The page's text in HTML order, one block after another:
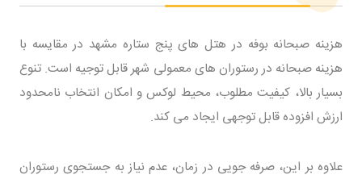
هزینه صبحانه بوفه در هتل های پنج ستاره مشهد در مقایسه با
هزینه صبحانه در رستوران های معمولی شهر قابل توجیه است. تنوع
بسیار بالا، کیفیت مطلوب، محیط لوکس و امکان انتخاب نامحدود
ارزش افزوده قابل توجهی ایجاد می کند.
علاوه بر این، صرفه جویی در زمان، عدم نیاز به جستجوی رستوران